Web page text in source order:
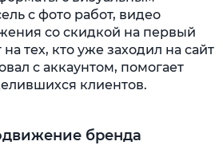
с фото работ, видео
со скидкой на первый
на тех, кто уже заходил на сайт
с аккаунтом, помогает
клиентов.
бренда